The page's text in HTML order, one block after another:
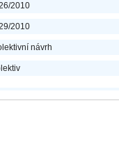
2010
2010
návrh